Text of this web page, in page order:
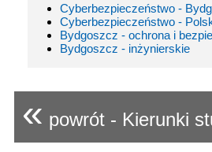
Cyberbezpieczeństwo -
Cyberbezpieczeństwo -
Bydgoszcz - ochrona i
Bydgoszcz - inżynierskie
« powrót - Kierunki